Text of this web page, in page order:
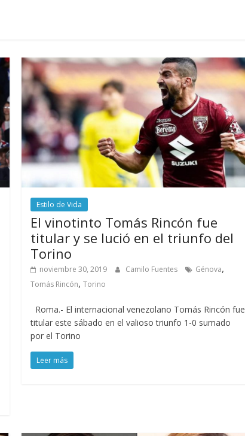
Estilo de Vida
El vinotinto Tomás Rincón fue
titular y se lució en el triunfo del
Torino
noviembre 30, 2019 Camilo Fuentes Génova,
Tomás Rincón,Torino
Roma.- El internacional venezolano Tomás Rincón fue
titular este sábado en el valioso triunfo 1-0 sumado
por el Torino
Leer más